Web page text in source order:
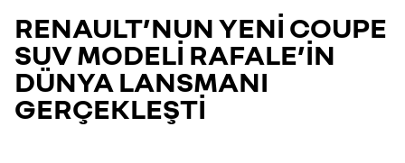
RENAULT’NUN YENİ COUPE
SUV MODELİ RAFALE’İN
DÜNYA LANSMANI
GERÇEKLEŞTİ